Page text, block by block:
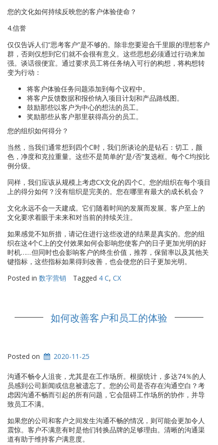
您的文化如何持续反映您的客户体验使命？
4.信誉
仅仅告诉人们“思考客户”是不够的。除非您要迎合千里眼的理想客户
群，否则仅想到它们就不会很有意义。这些思想必须通过行动来加
强。谈话很便宜。通过要求员工将任务纳入可行的构想，将构想转
变为行动：
将客户体验任务问题添加到每个议程中。
将客户反馈数据和报价纳入项目计划和产品路线图。
鼓励那些以客户为中心的想法的员工。
奖励那些从客户那里获得高分的员工。
您的组织如何得分？
当然，当我们通常想到四个C时，我们所谈论的是钻石：切工，颜
色，净度和克拉重量。这些不是简单的“是/否”复选框。每个C均按比
例分级。
同样，我们应该从规模上考虑CX文化的四个C。您的组织在每个项目
上的得分如何？没有组织是完美的。您在哪里有最大的成长机会？
文化永远不会一天建成。它们随着时间的发展而发展。客户至上的
文化要求着眼于未来和对当前的持续关注。
如果感觉不知所措，请记住进行这些改进的结果是真实的。您的组
织在这4个C上的交付效果如何会影响您使客户的日子更加光明的好
时机……但同时也会影响客户的终生价值，推荐，保留率以及其他关
键指标，这些指标如果得到改善，也会使您的日子更加光明。
Posted in 数字营销 Tagged 4 C, CX
如何改善客户和员工的体验
Posted on 2020-11-25
沟通不畅令人沮丧，尤其是在工作场所。根据统计，多达74％的人
员感到公司新闻或信息被遗忘了。您的公司是否存在沟通空白？考
虑因沟通不畅而引起的所有问题，它会阻碍工作场所的协作，并导
致员工不满。
如果您的公司和客户之间发生沟通不畅的情况，则可能会更加令人
震惊。客户不满意有时是他们转换品牌的足够理由。清晰的沟通渠
道有助于维持客户满意度。